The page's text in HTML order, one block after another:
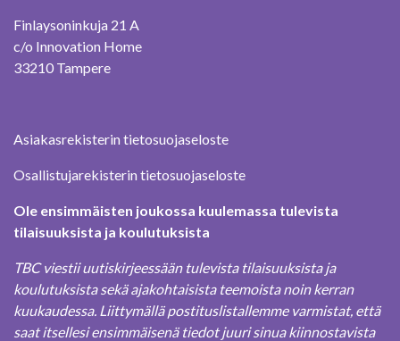
Finlaysoninkuja 21 A
c/o Innovation Home
33210 Tampere
Asiakasrekisterin tietosuojaseloste
Osallistujarekisterin tietosuojaseloste
Ole ensimmäisten joukossa kuulemassa tulevista
tilaisuuksista ja koulutuksista
TBC viestii uutiskirjeessään tulevista tilaisuuksista ja
koulutuksista sekä ajakohtaisista teemoista noin kerran
kuukaudessa. Liittymällä postituslistallemme varmistat, että
saat itsellesi ensimmäisenä tiedot juuri sinua kiinnostavista